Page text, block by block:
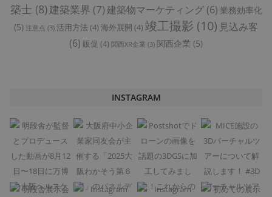
築士 (8)建築業界 (7) 建築物マーケティング(6) 業務効率化
(5) 注意点 (3) 活用方法 (4) 海外展開 (4) 竣工撮影 (10) 見込み客
(6) 販促 (4) 関西XR企業 (3) 関西企業 (5)
INSTAGRAM